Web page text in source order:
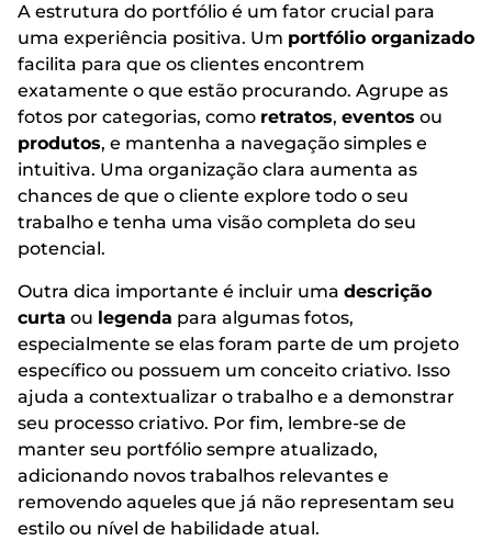
A estrutura do portfólio é um fator crucial para
uma experiência positiva. Um portfólio organizado
facilita para que os clientes encontrem
exatamente o que estão procurando. Agrupe as
fotos por categorias, como retratos, eventos ou
produtos, e mantenha a navegação simples e
intuitiva. Uma organização clara aumenta as
chances de que o cliente explore todo o seu
trabalho e tenha uma visão completa do seu
potencial.
Outra dica importante é incluir uma descrição
curta ou legenda para algumas fotos,
especialmente se elas foram parte de um projeto
específico ou possuem um conceito criativo. Isso
ajuda a contextualizar o trabalho e a demonstrar
seu processo criativo. Por fim, lembre-se de
manter seu portfólio sempre atualizado,
adicionando novos trabalhos relevantes e
removendo aqueles que já não representam seu
estilo ou nível de habilidade atual.